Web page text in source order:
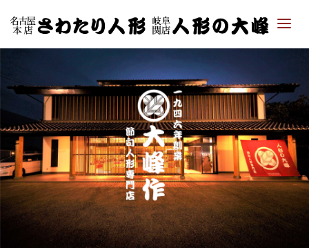
わた
の大
峰｜
ひな
人
形・
五月
人形
専門
店」